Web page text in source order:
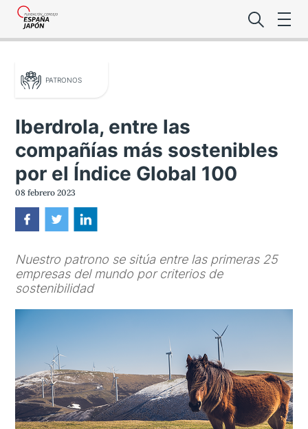
Lo último de
Foro
Noticias
Aviso legal
de privacidad
PATRONOS
Iberdrola, entre las
compañías más sostenibles
por el Índice Global 100
08 febrero 2023
Nuestro patrono se sitúa entre las primeras 25
empresas del mundo por criterios de
sostenibilidad